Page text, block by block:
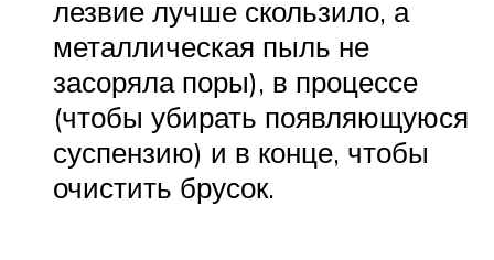
лезвие лучше скользило, а
металлическая пыль не
засоряла поры), в процессе
(чтобы убирать появляющуюся
суспензию) и в конце, чтобы
очистить брусок.